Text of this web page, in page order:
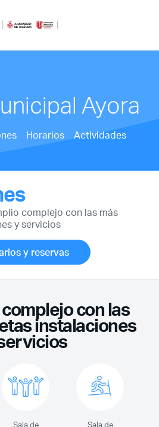
Ayora
Horarios
Actividades
complejo con las más
y servicios
y reservas
con las
instalaciones
Sala de
Sala de